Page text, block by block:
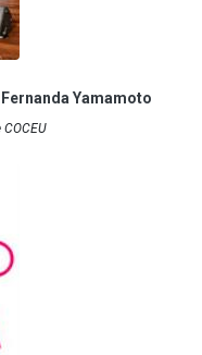
Yamamoto